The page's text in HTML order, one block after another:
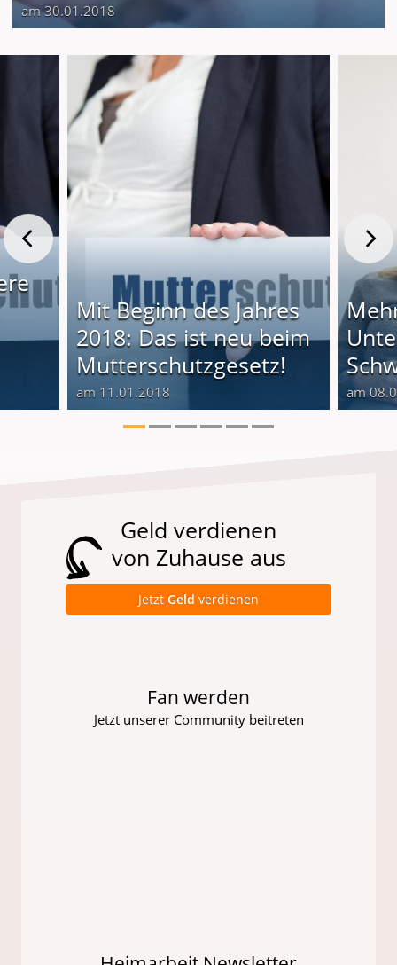
am 30.01.2018
Mit Beginn des Jahres
2018: Das ist neu beim
Mutterschutzgesetz!
am 11.01.2018 am
Geld verdienen
von Zuhause aus
Jetzt Geld verdienen
Fan werden
Jetzt unserer Community beitreten